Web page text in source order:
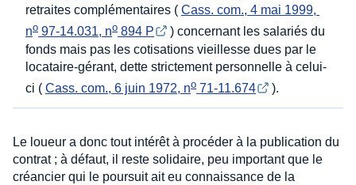
retraites complémentaires ( Cass. com., 4 mai 1999,
no 97-14.031, no 894 P
) concernant les salariés du
fonds mais pas les cotisations vieillesse dues par le
locataire-gérant, dette strictement personnelle à celui-
ci ( Cass. com., 6 juin 1972, no 71-11.674 ).
Le loueur a donc tout intérêt à procéder à la publication du
contrat ; à défaut, il reste solidaire, peu important que le
créancier qui le poursuit ait eu connaissance de la